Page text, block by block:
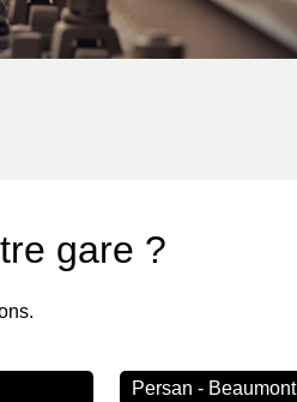
gare ?
Persan - Beaumont